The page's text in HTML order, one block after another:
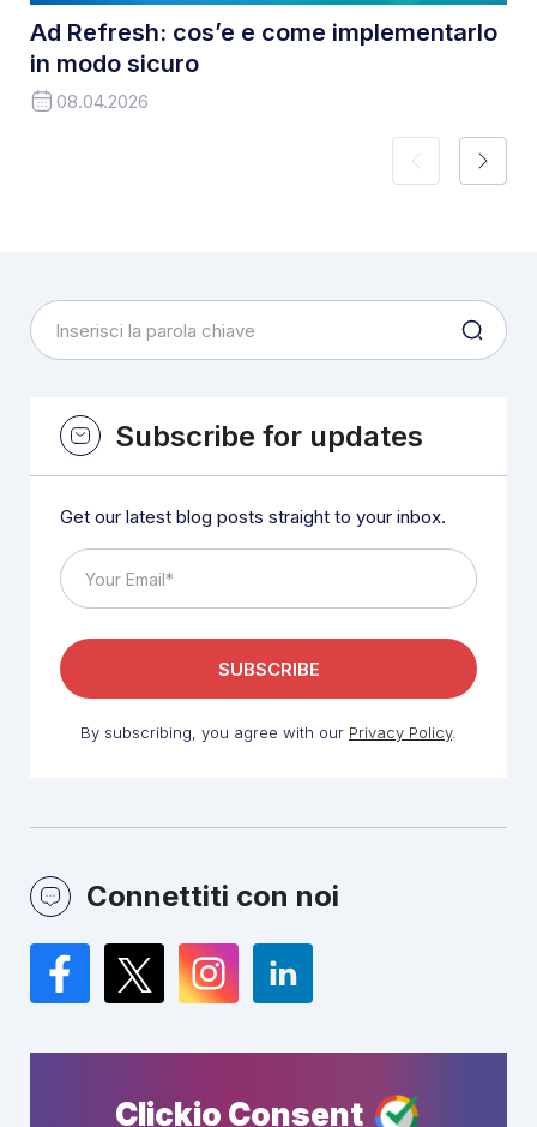
Ad Refresh: cos’e e come implementarlo
in modo sicuro
08.04.2026
Subscribe for updates
Get our latest blog posts straight to your inbox.
By subscribing, you agree with our Privacy Policy.
Connettiti con noi
Facebook
TwitterInstagramLinkedIn
Clickio Consent